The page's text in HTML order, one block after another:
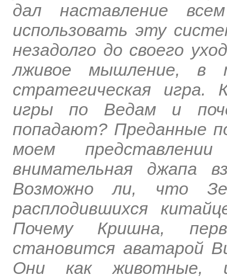
дал наставление
использовать эту
незадолго до своего
лживое мышление,
стратегическая игра.
игры по Ведам и
попадают? Преданные
моем
внимательная джапа
Возможно ли, что
расплодившихся
Почему Кришна,
становится аватарой
Они как животные,